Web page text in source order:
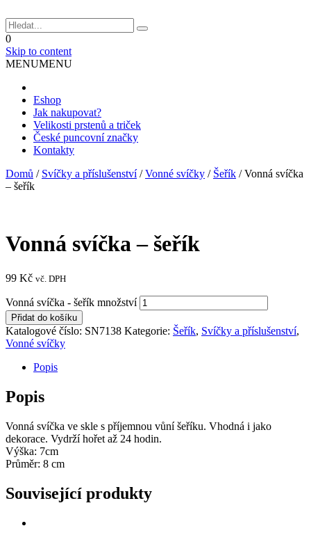
0
Skip to content
MENUMENU
Eshop
Jak nakupovat?
Velikosti prstenů a triček
České puncovní značky
Kontakty
Domů / Svíčky a příslušenství/Vonné svíčky / Šeřík /Vonná svíčka
– šeřík
Vonná svíčka – šeřík
99 Kč vč. DPH
Vonná svíčka - šeřík množství
Přidat do košíku
Katalogové číslo: SN7138 Kategorie: Šeřík, Svíčky a příslušenství,
Vonné svíčky
Popis
Popis
Vonná svíčka ve skle s příjemnou vůní šeříku. Vhodná i jako
dekorace. Vydrží hořet až 24 hodin.
Výška: 7cm
Průměr: 8 cm
Související produkty